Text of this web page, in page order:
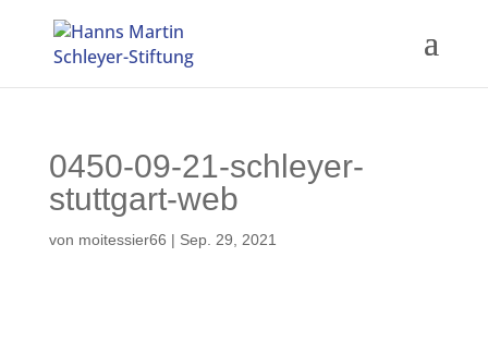
0450-09-21-schleyer-
stuttgart-web
von moitessier66 | Sep. 29, 2021